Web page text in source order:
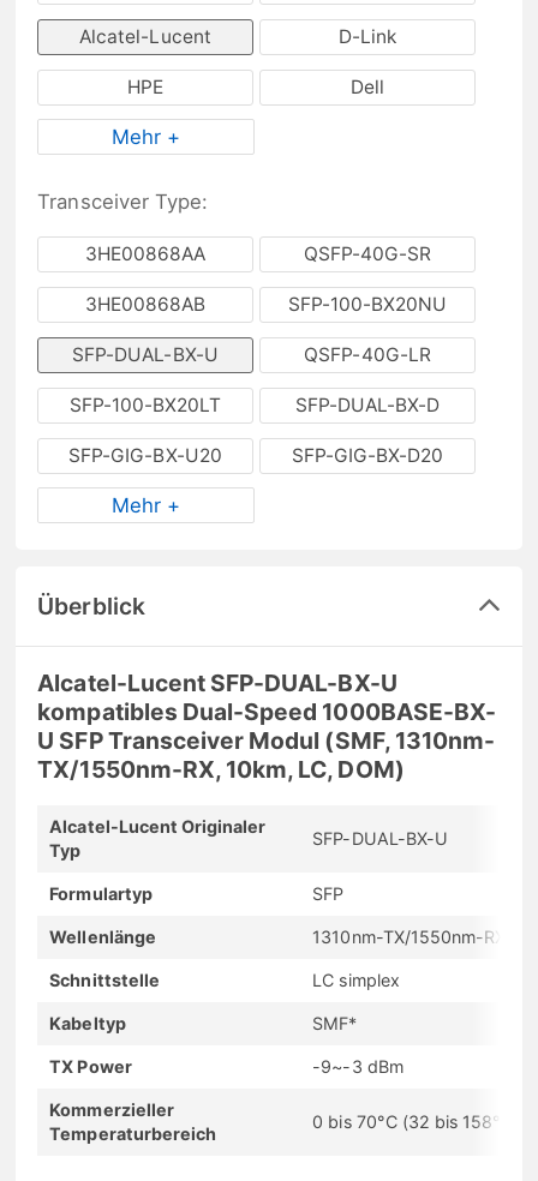
Alcatel-Lucent D-Link
HPE Dell
Mehr +
Transceiver Type:
3HE00868AA QSFP-40G-SR
3HE00868AB SFP-100-BX20NU
SFP-DUAL-BX-U QSFP-40G-LR
SFP-100-BX20LT SFP-DUAL-BX-D
SFP-GIG-BX-U20 SFP-GIG-BX-D20
Mehr +
Überblick
Alcatel-Lucent SFP-DUAL-BX-U
kompatibles Dual-Speed 1000BASE-BX-
U SFP Transceiver Modul (SMF, 1310nm-
TX/1550nm-RX, 10km, LC, DOM)
Alcatel-Lucent Originaler
Typ
SFP-DUAL-BX-U
Formulartyp SFP
Wellenlänge 1310nm-TX/1550nm-RX
Schnittstelle LC simplex
Kabeltyp SMF*
TX Power -9~-3 dBm
Kommerzieller
Temperaturbereich
0 bis 70°C (32 bis 158°F)